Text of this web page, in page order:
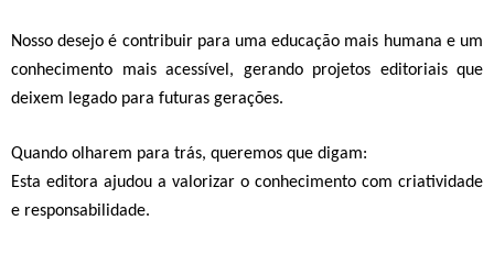
Nosso desejo é contribuir para umaeducação mais humana e um
conhecimento mais acessível , gerando projetos editoriais que
deixem legado para futuras gerações.
Quando olharem para trás, queremos que digam:
Esta editora ajudou a valorizar o conhecimento com criatividade
e responsabilidade.